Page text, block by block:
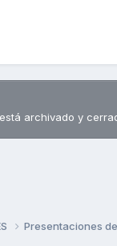
archivado y
Presentaciones